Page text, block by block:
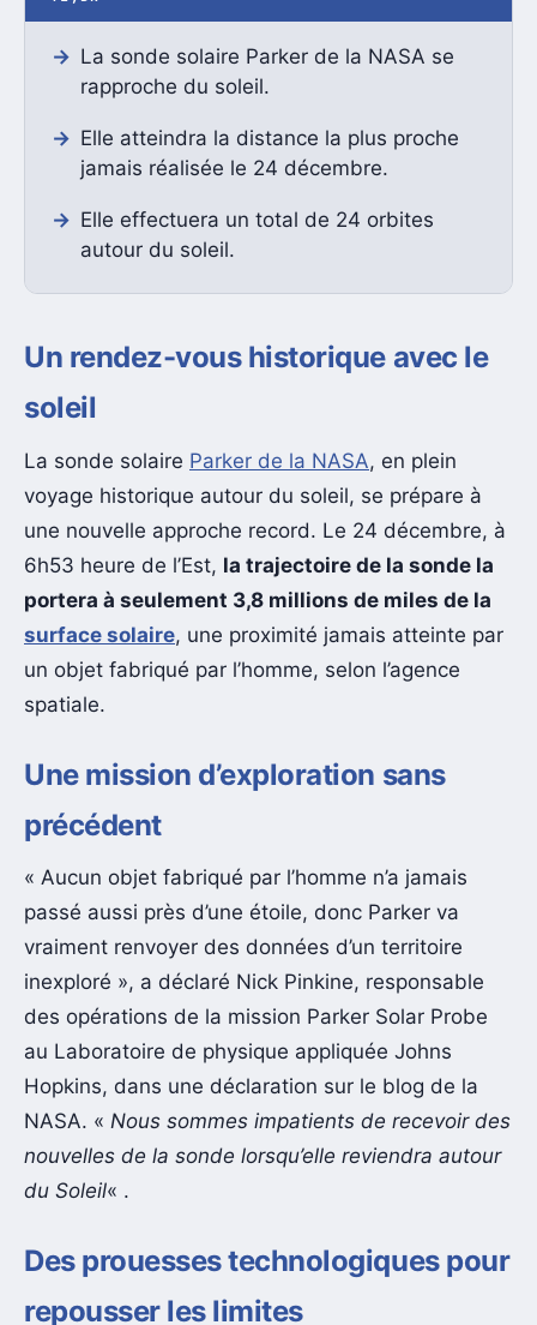
La sonde solaire Parker de la NASA se
rapproche du soleil.
Elle atteindra la distance la plus proche
jamais réalisée le 24 décembre.
Elle effectuera un total de 24 orbites
autour du soleil.
Un rendez-vous historique avec le
soleil
La sonde solaire Parker de la NASA, en plein
voyage historique autour du soleil, se prépare à
une nouvelle approche record. Le 24 décembre, à
6h53 heure de l’Est, la trajectoire de la sonde la
portera à seulement 3,8 millions de miles de la
surface solaire, une proximité jamais atteinte par
un objet fabriqué par l’homme, selon l’agence
spatiale.
Une mission d’exploration sans
précédent
« Aucun objet fabriqué par l’homme n’a jamais
passé aussi près d’une étoile, donc Parker va
vraiment renvoyer des données d’un territoire
inexploré », a déclaré Nick Pinkine, responsable
des opérations de la mission Parker Solar Probe
au Laboratoire de physique appliquée Johns
Hopkins, dans une déclaration sur le blog de la
NASA. « Nous sommes impatients de recevoir des
nouvelles de la sonde lorsqu’elle reviendra autour
du Soleil« .
Des prouesses technologiques pour
repousser les limites